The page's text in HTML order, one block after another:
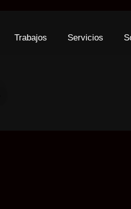
Trabajos Servicios